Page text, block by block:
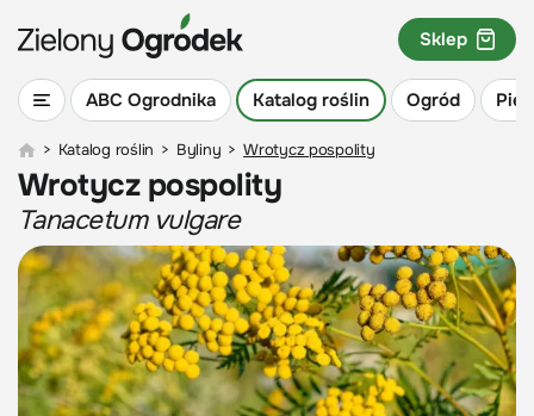
ABC Ogrodnika Katalog roślin Ogród
Sklep
> Katalog roślin > Byliny > Wrotycz pospolity
Wrotycz pospolity
Tanacetum vulgare